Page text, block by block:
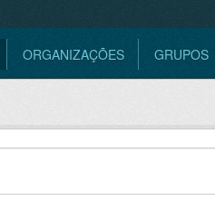
ORGANIZAÇÕES GRUPOS